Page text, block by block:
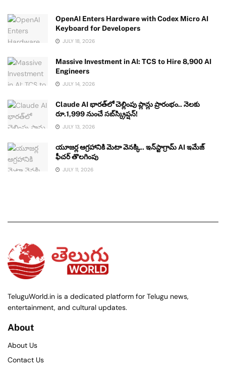
OpenAI Enters Hardware with Codex Micro AI
Keyboard for Developers
JULY 18, 2026
Massive Investment in AI: TCS to Hire 8,900 AI
Engineers
JULY 14, 2026
Claude AI భారత్‌లో చెల్లింపు ప్లాన్లు ప్రారంభం.. నెలకు
రూ.1,999 నుంచే సబ్‌స్క్రిప్షన్!
JULY 13, 2026
యూజర్ల ఆగ్రహానికి మెటా వెనక్కి.. ఇన్‌స్టాగ్రామ్ AI ఇమేజ్
ఫీచర్ తొలగింపు
JULY 11, 2026
TeluguWorld.in is a dedicated platform for Telugu news,
entertainment, and cultural updates.
About
About Us
Contact Us